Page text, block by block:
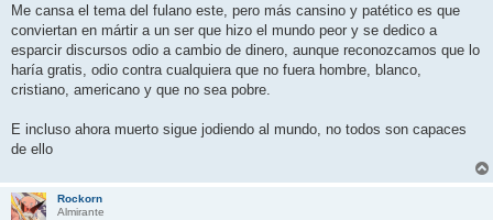
n
a
j
e
Me cansa el tema del fulano este, pero más cansino y patético es que
conviertan en mártir a un ser que hizo el mundo peor y se dedico a
esparcir discursos odio a cambio de dinero, aunque reconozcamos que lo
haría gratis, odio contra cualquiera que no fuera hombre, blanco,
cristiano, americano y que no sea pobre.
E incluso ahora muerto sigue jodiendo al mundo, no todos son capaces
de ello
Rockorn
Almirante